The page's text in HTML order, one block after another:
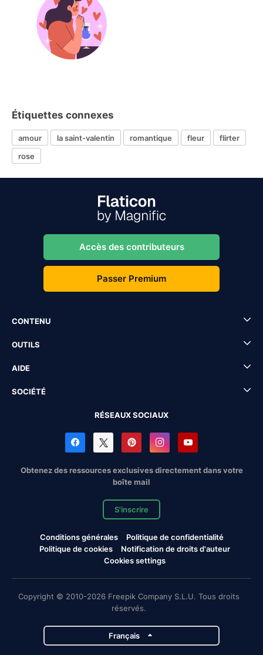
Étiquettes connexes
amour la saint-valentin romantique fleur
flirter
rose
Accès des contributeurs
Passer Premium
CONTENU
OUTILS
AIDE
SOCIÉTÉ
RÉSEAUX SOCIAUX
Obtenez des ressources exclusives directement dans votre
boîte mail
S'inscrire
Conditions générales
Politique de confidentialité
Politique de cookies
Notification de droits d'auteur
Cookies settings
Copyright © 2010-2026 Freepik Company S.L.U. Tous droits
réservés.
Français